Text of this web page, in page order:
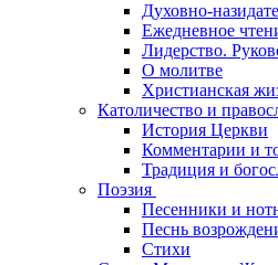
Духовно-
Ежедневное
Лидерство.
О молитве
Христианская
Католичество и
История Церкви
Комментарии и
Традиция и
Поэзия
Песенники и
Песнь
Стихи